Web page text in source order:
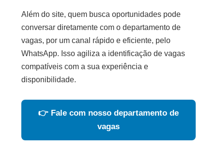
Além do site, quem busca oportunidades pode
conversar diretamente com o departamento de
vagas, por um canal rápido e eficiente, pelo
WhatsApp. Isso agiliza a identificação de vagas
compatíveis com a sua experiência e
disponibilidade.
👉 Fale com nosso departamento de
vagas